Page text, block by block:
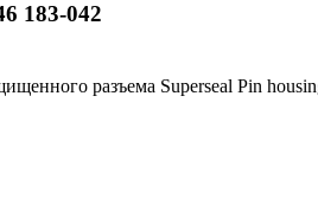
183-042
разъема Superseal Pin